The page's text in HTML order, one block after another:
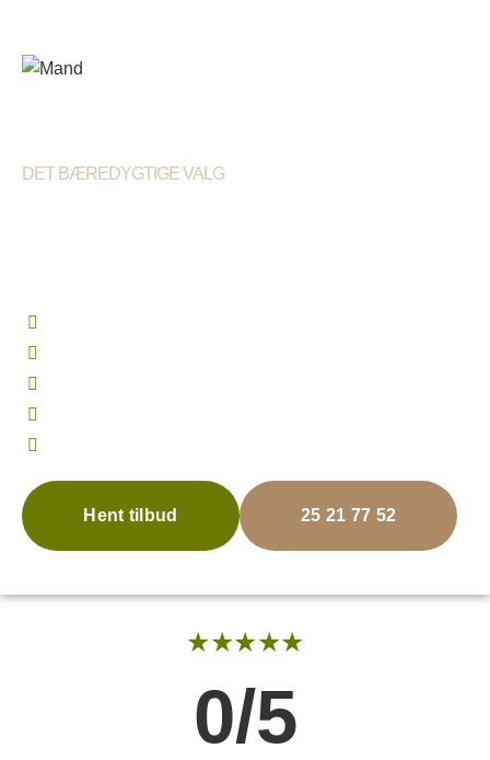
DET BÆREDYGTIGE VALG
Hent tilbud 25 21 77 52
★★★★★
0/5